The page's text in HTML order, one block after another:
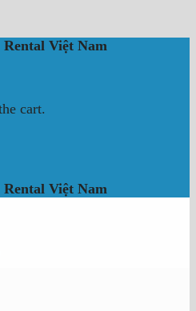
Việt Nam
cart.
Việt Nam